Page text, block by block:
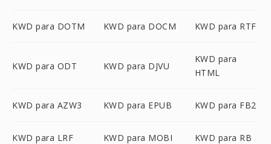
KWD para DOTM KWD para DOCM KWD para RTF
KWD para ODT KWD para DJVU
KWD para
HTML
KWD para AZW3 KWD para EPUB KWD para FB2
KWD para LRF KWD para MOBI KWD para RB